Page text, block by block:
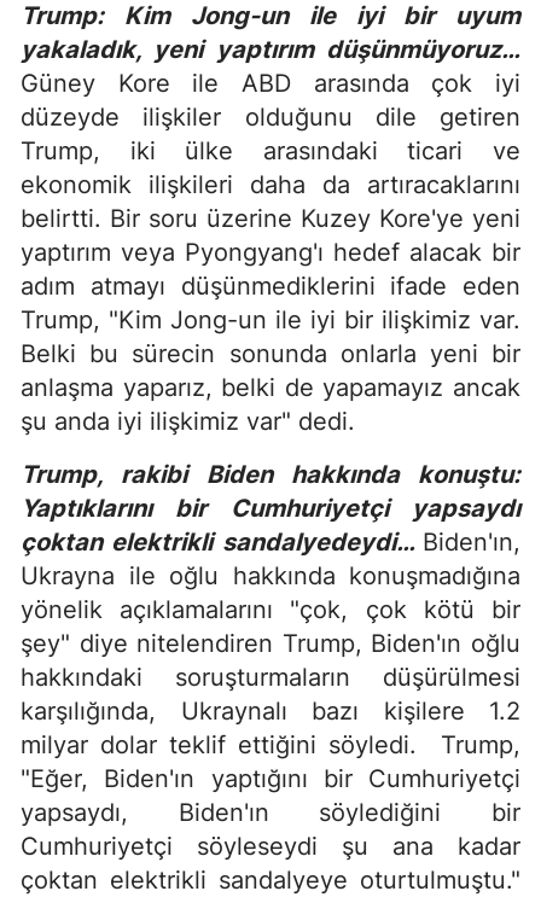
Trump: Kim Jong-un ile iyi bir uyum
yakaladık, yeni yaptırım düşünmüyoruz…
Güney Kore ile ABD arasında çok iyi
düzeyde ilişkiler olduğunu dile getiren
Trump, iki ülke arasındaki ticari ve
ekonomik ilişkileri daha da artıracaklarını
belirtti. Bir soru üzerine Kuzey Kore'ye yeni
yaptırım veya Pyongyang'ı hedef alacak bir
adım atmayı düşünmediklerini ifade eden
Trump, "Kim Jong-un ile iyi bir ilişkimiz var.
Belki bu sürecin sonunda onlarla yeni bir
anlaşma yaparız, belki de yapamayız ancak
şu anda iyi ilişkimiz var" dedi.
Trump, rakibi Biden hakkında konuştu:
Yaptıklarını bir Cumhuriyetçi yapsaydı
çoktan elektrikli sandalyedeydi… Biden'ın,
Ukrayna ile oğlu hakkında konuşmadığına
yönelik açıklamalarını "çok, çok kötü bir
şey" diye nitelendiren Trump, Biden'ın oğlu
hakkındaki soruşturmaların düşürülmesi
karşılığında, Ukraynalı bazı kişilere 1.2
milyar dolar teklif ettiğini söyledi. Trump,
"Eğer, Biden'ın yaptığını bir Cumhuriyetçi
yapsaydı, Biden'ın söylediğini bir
Cumhuriyetçi söyleseydi şu ana kadar
çoktan elektrikli sandalyeye oturtulmuştu."